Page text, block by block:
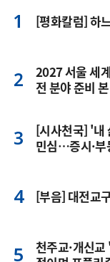
[평화칼럼] 하
2027 서울 세
전 분야 준비
[시사천국] '내
민심…증시·부
[부음] 대전교
천주교·개신